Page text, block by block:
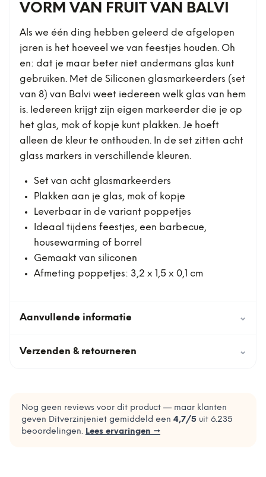
VORM VAN FRUIT VAN BALVI
Als we één ding hebben geleerd de afgelopen
jaren is het hoeveel we van feestjes houden. Oh
en: dat je maar beter niet andermans glas kunt
gebruiken. Met de Siliconen glasmarkeerders (set
van 8) van Balvi weet iedereen welk glas van hem
is. Iedereen krijgt zijn eigen markeerder die je op
het glas, mok of kopje kunt plakken. Je hoeft
alleen de kleur te onthouden. In de set zitten acht
glass markers in verschillende kleuren.
Set van acht glasmarkeerders
Plakken aan je glas, mok of kopje
Leverbaar in de variant poppetjes
Ideaal tijdens feestjes, een barbecue,
housewarming of borrel
Gemaakt van siliconen
Afmeting poppetjes: 3,2 x 1,5 x 0,1 cm
Aanvullende informatie ⌄
Verzenden & retourneren ⌄
Nog geen reviews voor dit product — maar klanten
geven Ditverzinjeniet gemiddeld een 4,7/5 uit 6.235
beoordelingen. Lees ervaringen →